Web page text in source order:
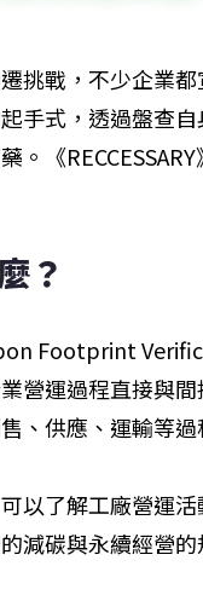
挑戰，不少企業
手式，透過盤查
。《
？
Footprint
營運過程直接與
、供應、運輸等過
以了解工廠營運
減碳與永續經營的